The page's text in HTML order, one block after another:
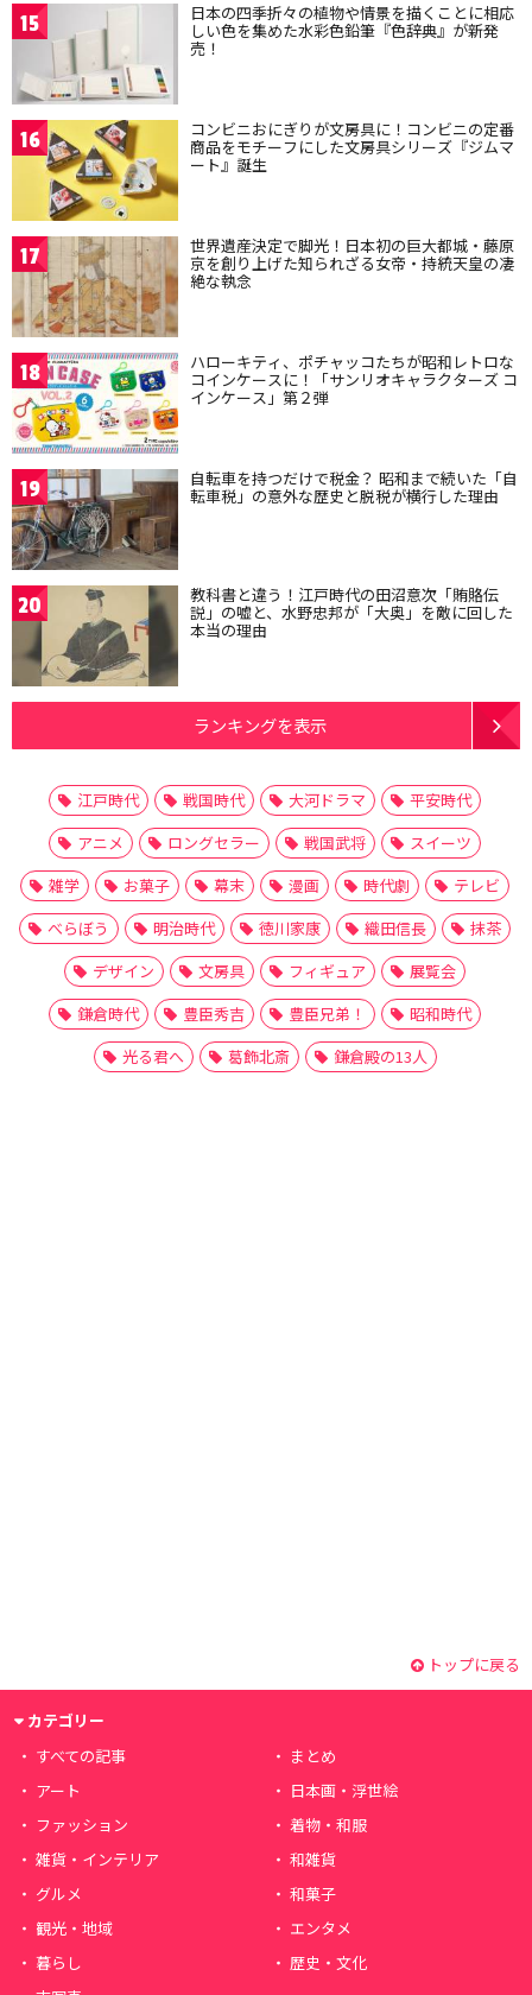
15 日本の四季折々の植物や情景を描くことに相応
しい色を集めた水彩色鉛筆『色辞典』が新発
売！
16 コンビニおにぎりが文房具に！コンビニの定番
商品をモチーフにした文房具シリーズ『ジムマ
ート』誕生
17 世界遺産決定で脚光！日本初の巨大都城・藤原
京を創り上げた知られざる女帝・持統天皇の凄
絶な執念
18 ハローキティ、ポチャッコたちが昭和レトロな
コインケースに！「サンリオキャラクターズ コ
インケース」第２弾
19 自転車を持つだけで税金？ 昭和まで続いた「自
転車税」の意外な歴史と脱税が横行した理由
20 教科書と違う！江戸時代の田沼意次「賄賂伝
説」の嘘と、水野忠邦が「大奥」を敵に回した
本当の理由
ランキングを表示
江戸時代 戦国時代 大河ドラマ
平安時代
アニメ
ロングセラー 戦国武将
スイーツ
雑学
お菓子 幕末 漫画 時代劇
テレビ
べらぼう
明治時代 徳川家康 織田信長
抹茶
デザイン
文房具 フィギュア
展覧会
鎌倉時代
豊臣秀吉 豊臣兄弟！
昭和時代
光る君へ
葛飾北斎 鎌倉殿の13人
トップに戻る
カテゴリー
すべての記事
まとめ
アート
日本画・浮世絵
ファッション
着物・和服
雑貨・インテリア
和雑貨
グルメ
和菓子
観光・地域
エンタメ
暮らし
歴史・文化